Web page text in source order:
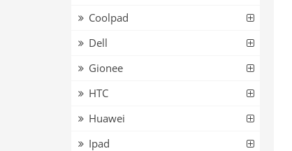
Coolpad
Dell
Gionee
HTC
Huawei
Ipad